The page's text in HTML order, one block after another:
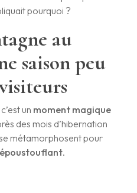
pourquoi ?
au
saison peu
un moment magique
des mois d’hibernation
métamorphosent pour
.